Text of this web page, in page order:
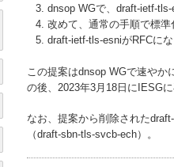
dnsop WGで、draft-ietf-
改めて、通常の手順で標
draft-ietf-tls-esniがRFCに
この提案はdnsop WGで速や
の後、2023年3月18日にIESG
なお、提案から削除された
（draft-sbn-tls-svcb-ech）。